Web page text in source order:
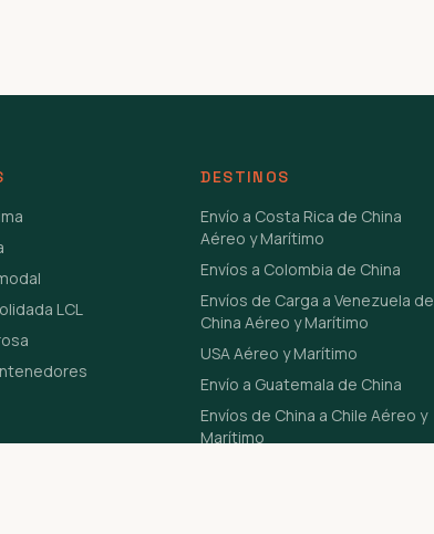
LCL
DESTINOS
Envío a Costa Rica de China
Aéreo y Marítimo
Envíos a Colombia de China
Envíos de Carga a Venezuela de
China Aéreo y Marítimo
USA Aéreo y Marítimo
Envío a Guatemala de China
Envíos de China a Chile Aéreo y
Marítimo